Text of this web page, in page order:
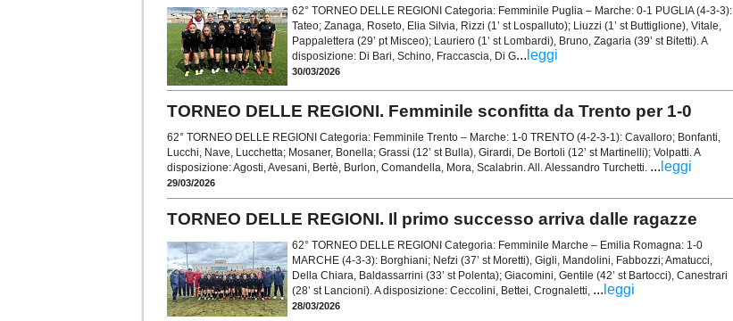
62° TORNEO DELLE REGIONI Categoria: Femminile Puglia – Marche: 0-1 PUGLIA (4-3-3):
Tateo; Zanaga, Roseto, Elia Silvia, Rizzi (1’ st Lospalluto); Liuzzi (1’ st Buttiglione), Vitale,
Pappalettera (29’ pt Misceo); Lauriero (1’ st Lombardi), Bruno, Zagaria (39’ st Bitetti). A
disposizione: Di Bari, Schino, Fraccascia, Di G... leggi
30/03/2026
TORNEO DELLE REGIONI. Femminile sconfitta da Trento per 1-0
62° TORNEO DELLE REGIONI Categoria: Femminile Trento – Marche: 1-0 TRENTO (4-2-3-1): Cavalloro; Bonfanti,
Lucchi, Nave, Lucchetta; Mosaner, Bonella; Grassi (12’ st Bulla), Girardi, De Bortoli (12’ st Martinelli); Volpatti. A
disposizione: Agosti, Avesani, Bertè, Burlon, Comandella, Mora, Scalabrin. All. Alessandro Turchetti. ... leggi
29/03/2026
TORNEO DELLE REGIONI. Il primo successo arriva dalle ragazze
62° TORNEO DELLE REGIONI Categoria: Femminile Marche – Emilia Romagna: 1-0
MARCHE (4-3-3): Borghiani; Nefzi (37’ st Moretti), Gigli, Mandolini, Fabbozzi; Amatucci,
Della Chiara, Baldassarrini (33’ st Polenta); Giacomini, Gentile (42’ st Bartocci), Canestrari
(28’ st Lancioni). A disposizione: Ceccolini, Bettei, Crognaletti, ... leggi
28/03/2026